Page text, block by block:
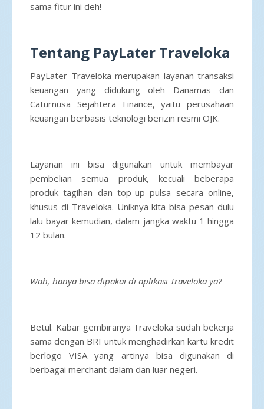
sama fitur ini deh!
Tentang PayLater Traveloka
PayLater Traveloka merupakan layanan transaksi
keuangan yang didukung oleh Danamas dan
Caturnusa Sejahtera Finance, yaitu perusahaan
keuangan berbasis teknologi berizin resmi OJK.
Layanan ini bisa digunakan untuk membayar
pembelian semua produk, kecuali beberapa
produk tagihan dan top-up pulsa secara online,
khusus di Traveloka. Uniknya kita bisa pesan dulu
lalu bayar kemudian, dalam jangka waktu 1 hingga
12 bulan.
Wah, hanya bisa dipakai di aplikasi Traveloka ya?
Betul. Kabar gembiranya Traveloka sudah bekerja
sama dengan BRI untuk menghadirkan kartu kredit
berlogo VISA yang artinya bisa digunakan di
berbagai merchant dalam dan luar negeri.